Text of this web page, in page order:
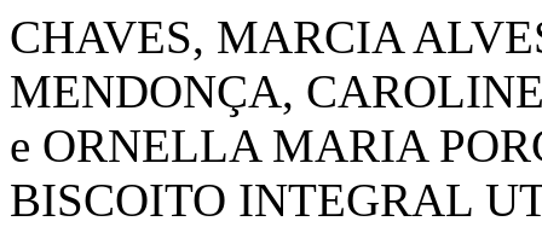
CHAVES, MARCIA
MENDONÇA,
e ORNELLA MARIA
BISCOITO INTEGRAL